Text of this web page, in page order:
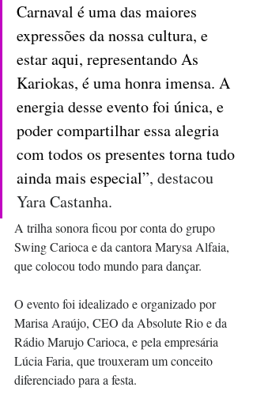
Carnaval é uma das maiores
expressões da nossa cultura, e
estar aqui, representando As
Kariokas, é uma honra imensa. A
energia desse evento foi única, e
poder compartilhar essa alegria
com todos os presentes torna tudo
ainda mais especial”, destacou
Yara Castanha.
A trilha sonora ficou por conta do grupo
Swing Carioca e da cantora Marysa Alfaia,
que colocou todo mundo para dançar.
O evento foi idealizado e organizado por
Marisa Araújo, CEO da Absolute Rio e da
Rádio Marujo Carioca, e pela empresária
Lúcia Faria, que trouxeram um conceito
diferenciado para a festa.